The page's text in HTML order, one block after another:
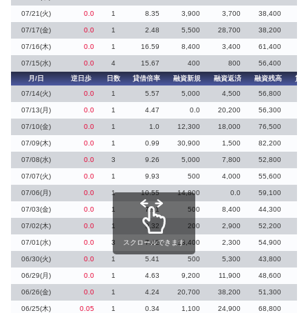
07/21(火) 0.0 1 8.35 3,900 3,700 38,400
07/17(金) 0.0 1 2.48 5,500 28,700 38,200
07/16(木) 0.0 1 16.59 8,400 3,400 61,400
07/15(水) 0.0 4 15.67 400 800 56,400
月/日
逆日歩 日数 貸借倍率 融資新規 融資返済 融資残高
貸
07/14(火)
0.0 1 5.57 5,000 4,500 56,800
07/13(月) 0.0 1 4.47 0.0 20,200 56,300
07/10(金) 0.0 1 1.0 12,300 18,000 76,500
07/09(木) 0.0 1 0.99 30,900 1,500 82,200
07/08(水) 0.0 3 9.26 5,000 7,800 52,800
07/07(火) 0.0 1 9.93 500 4,000 55,600
07/06(月) 0.0 1 10.55 14,800 0.0 59,100
07/03(金) 0.0 1 7.91 500 8,400 44,300
07/02(木) 0.0 1 9.32 200 2,900 52,200
07/01(水) 0.0 3 7.62 13,400 2,300 54,900
06/30(火) 0.0 1 5.41 500 5,300 43,800
06/29(月) 0.0 1 4.63 9,200 11,900 48,600
06/26(金) 0.0 1 4.24 20,700 38,200 51,300
06/25(木) 0.05 1 0.34 1,100 24,900 68,800
スクロールできます